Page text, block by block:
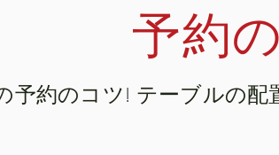
予約
予約のコツ! テーブルの配